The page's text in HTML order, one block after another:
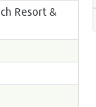
Resort &